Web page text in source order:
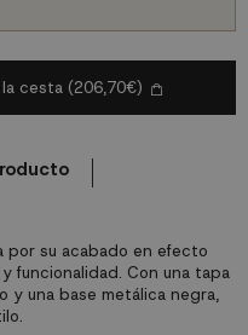
por su acabado en efecto
funcionalidad. Con una tapa
y una base metálica negra,
cesta (206,70€)